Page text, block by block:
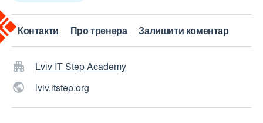
Контакти Про тренера Залишити коментар
Lviv IT Step Academy
lviv.itstep.org